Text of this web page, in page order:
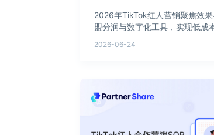
2026年TikTok红人营销聚焦效
盟分润与数字化工具，实现低成
2026-06-24